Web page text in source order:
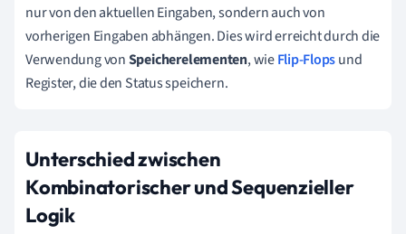
nur von den aktuellen Eingaben, sondern auch von
vorherigen Eingaben abhängen. Dies wird erreicht durch die
Verwendung vonSpeicherelementen, wieFlip-Flopsund
Register, die den Status speichern.
Unterschied zwischen
Kombinatorischer und Sequenzieller
Logik